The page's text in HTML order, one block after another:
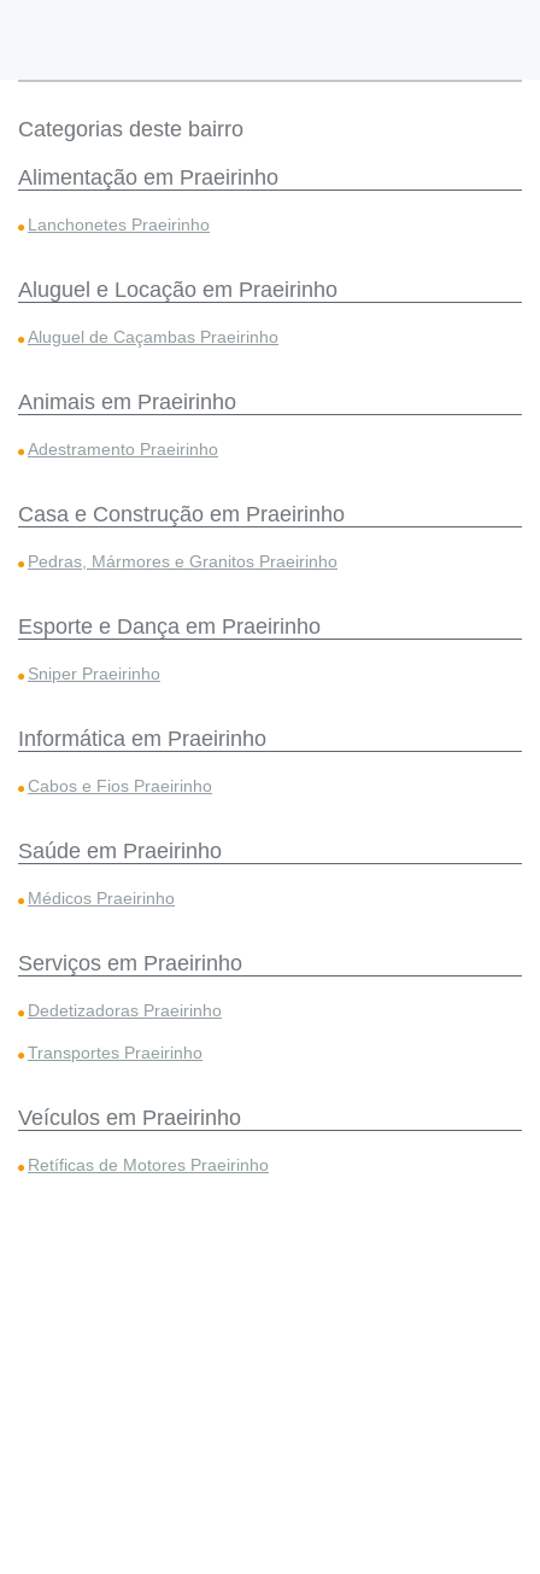
Categorias deste bairro
Alimentação em Praeirinho
Lanchonetes Praeirinho
Aluguel e Locação em Praeirinho
Aluguel de Caçambas Praeirinho
Animais em Praeirinho
Adestramento Praeirinho
Casa e Construção em Praeirinho
Pedras, Mármores e Granitos Praeirinho
Esporte e Dança em Praeirinho
Sniper Praeirinho
Informática em Praeirinho
Cabos e Fios Praeirinho
Saúde em Praeirinho
Médicos Praeirinho
Serviços em Praeirinho
Dedetizadoras Praeirinho
Transportes Praeirinho
Veículos em Praeirinho
Retíficas de Motores Praeirinho